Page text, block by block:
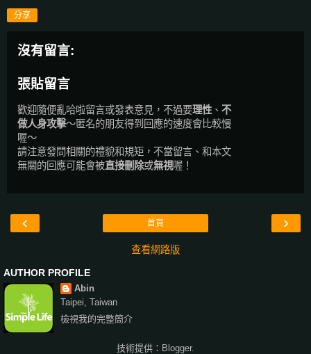
分享
沒有留言:
張貼留言
歡迎隨便亂哈啦留言或發表意見，不過要理性 、 不
做人身攻擊～匿名的朋友得到回應的速度會比較慢
喔～
請注意發問相關的禮貌和規矩，不當留言、和本文
無關的回應可能會被直接刪除或無視喔！
‹ ›
首頁
查看網路版
AUTHOR PROFILE
Abin
Taipei, Taiwan
檢視我的完整簡介
技術提供： Blogger.